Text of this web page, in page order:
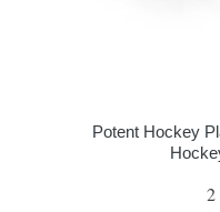
Potent Hockey